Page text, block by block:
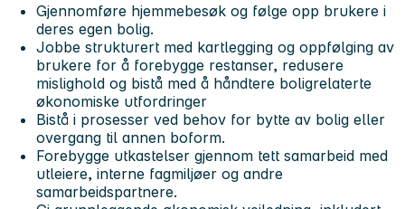
Gjennomføre hjemmebesøk og følge opp brukere i
deres egen bolig.
Jobbe strukturert med kartlegging og oppfølging av
brukere for å forebygge restanser, redusere
mislighold og bistå med å håndtere boligrelaterte
økonomiske utfordringer
Bistå i prosesser ved behov for bytte av bolig eller
overgang til annen boform.
Forebygge utkastelser gjennom tett samarbeid med
utleiere, interne fagmiljøer og andre
samarbeidspartnere.